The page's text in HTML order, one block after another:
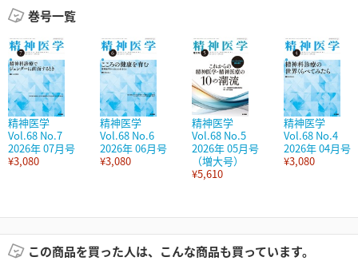
巻号一覧
精神医学
Vol.68 No.7
2026年 07月号
¥3,080
精神医学
Vol.68 No.6
2026年 06月号
¥3,080
精神医学
Vol.68 No.5
2026年 05月号
（増大号）
¥5,610
精神医学
Vol.68 No.4
2026年 04月号
¥3,080
この商品を買った人は、こんな商品も買っています。